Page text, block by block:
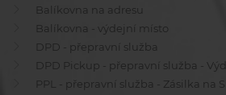
Balíkovna na adresu
Balíkovna - výdejní místo
DPD - přepravní služba
DPD Pickup - přepravní služba -
PPL - přepravní služba - Zásilka na